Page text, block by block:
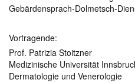
Gebärdensprach-Dolmetsch-
Vortragende:
Prof. Patrizia Stoitzner
Medizinische Universität
Dermatologie und Venerologie